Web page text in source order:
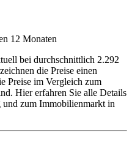
12 Monaten
bei durchschnittlich 2.292
die Preise einen
Preise im Vergleich zum
Hier erfahren Sie alle Details
zum Immobilienmarkt in